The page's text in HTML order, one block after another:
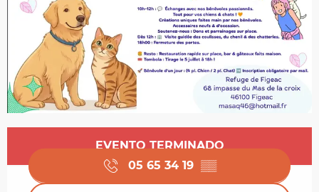
Horarios y datos de contacto
EVENTO TERMINADO
05 65 34 19 ▒▒